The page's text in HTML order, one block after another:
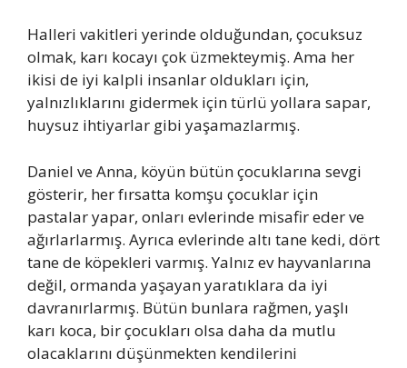
Halleri vakitleri yerinde olduğundan, çocuksuz
olmak, karı kocayı çok üzmekteymiş. Ama her
ikisi de iyi kalpli insanlar oldukları için,
yalnızlıklarını gidermek için türlü yollara sapar,
huysuz ihtiyarlar gibi yaşamazlarmış.
Daniel ve Anna, köyün bütün çocuklarına sevgi
gösterir, her fırsatta komşu çocuklar için
pastalar yapar, onları evlerinde misafir eder ve
ağırlarlarmış. Ayrıca evlerinde altı tane kedi, dört
tane de köpekleri varmış. Yalnız ev hayvanlarına
değil, ormanda yaşayan yaratıklara da iyi
davranırlarmış. Bütün bunlara rağmen, yaşlı
karı koca, bir çocukları olsa daha da mutlu
olacaklarını düşünmekten kendilerini